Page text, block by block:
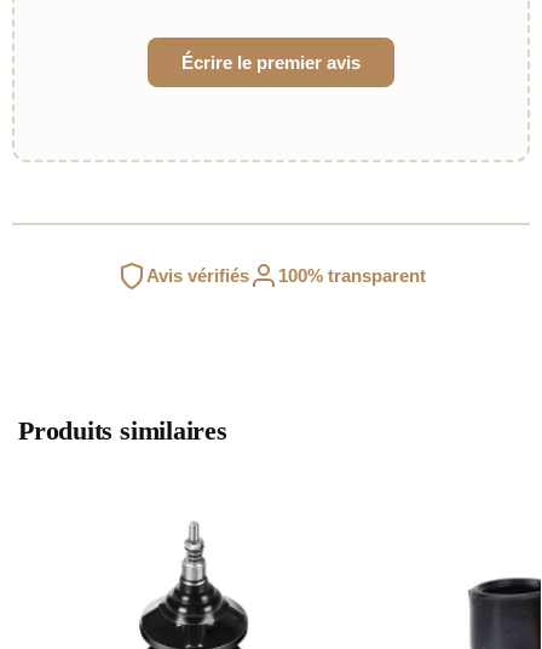
Écrire le premier avis
Avis vérifiés 100% transparent
Produits similaires